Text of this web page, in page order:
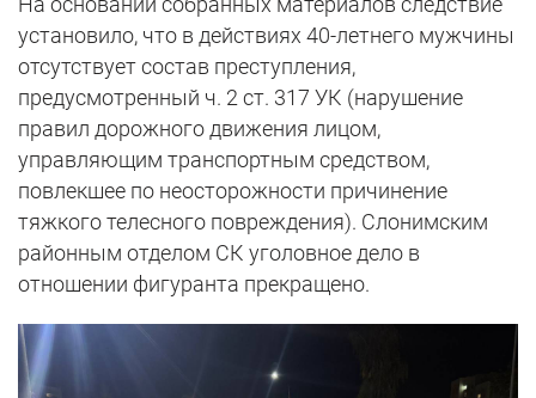
установило, что в действиях 40-летнего мужчины
отсутствует состав преступления,
предусмотренный ч. 2 ст. 317 УК (нарушение
правил дорожного движения лицом,
управляющим транспортным средством,
повлекшее по неосторожности причинение
тяжкого телесного повреждения). Слонимским
районным отделом СК уголовное дело в
отношении фигуранта прекращено.